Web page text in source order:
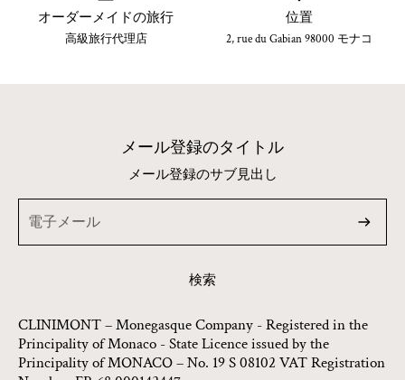
オーダーメイドの旅行
高級旅行代理店
位置
2, rue du Gabian 98000 モナコ
メール登録のタイトル
メール登録のサブ見出し
検索
CLINIMONT – Monegasque Company - Registered in the
Principality of Monaco - State Licence issued by the
Principality of MONACO – No. 19 S 08102 VAT Registration